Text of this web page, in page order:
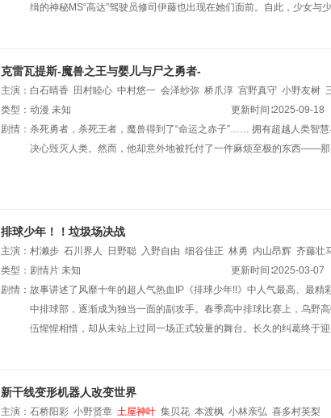
缉的神秘MS“高达”驾驶员修司伊藤也出现在她们面前。自此，少女与
克雷瓦提斯-魔兽之王与婴儿与尸之勇者-
主演： 白石晴香 田村睦心 中村悠一 会泽纱弥 桥爪淳 宫野真守 小野友树
类型： 动漫 未知 更新时间∶2025-09-18
剧情： 杀死勇者，杀死王者，魔兽得到了“命运之赤子”…… 拥有超越人类智
决心毁灭人类。然而，他却意外地被托付了一件麻烦至极的东西——那
排球少年！！垃圾场决战
主演： 村濑步 石川界人 日野聪 入野自由 细谷佳正 林勇 内山昂辉 齐藤壮
介 石井马克 横田成吾 中博史 福田信昭 木村
类型： 剧情片 未知 更新时间∶2025-03-07
剧情： 故事讲述了风靡十年的超人气热血IP《排球少年!!》中人气最高、最
中排球部，逐渐成为独当一面的副攻手。春季高中排球比赛上，乌野
伍惺惺相惜，却从未站上过同一场正式较量的舞台。长久的纠葛终于
新干线变形机器人改变世界
主演： 石桥阳彩 小野贤章 土屋神叶 集贝花 本渡枫 小林亲弘 喜多村英梨